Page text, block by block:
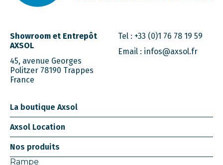
Showroom et Entrepôt
AXSOL
45, avenue Georges
Politzer 78190 Trappes
France
Tel : +33 (0)1 76 78 19 59
Email : infos@axsol.fr
La boutique Axsol
Axsol Location
Nos produits
Rampe